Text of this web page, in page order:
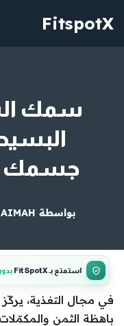
FitspotX
سمك
جسمك
بواسطة
استمتع بـ FitSpotX
في مجال التغذية،
باهظة الثمن